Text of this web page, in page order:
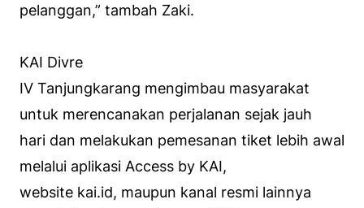
pelanggan,” tambah Zaki.
KAI Divre
IV Tanjungkarang mengimbau masyarakat
untuk merencanakan perjalanan sejak jauh
hari dan melakukan pemesanan tiket lebih awal
melalui aplikasi Access by KAI,
website kai.id, maupun kanal resmi lainnya